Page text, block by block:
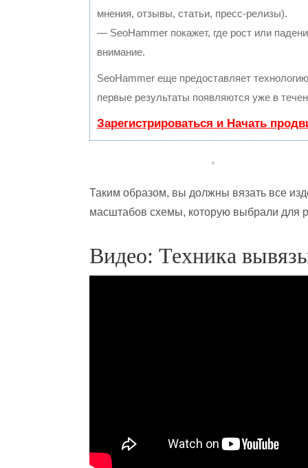
мнения, отзывы, статьи, пресс-релизы).
— SeoHammer покажет, где рост или
внимание.
SeoHammer еще предоставляет
первые результаты появляются уже в
Зарегистрироваться и Начать
Таким образом, вы должны вязать все
масштабов схемы, которую выбрали для
Видео: Техника